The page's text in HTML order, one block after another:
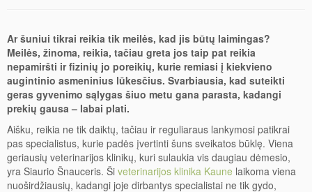
Ar šuniui tikrai reikia tik meilės, kad jis būtų laimingas?
Meilės, žinoma, reikia, tačiau greta jos taip pat reikia
nepamiršti ir fizinių jo poreikių, kurie remiasi į kiekvieno
augintinio asmeninius lūkesčius. Svarbiausia, kad suteikti
geras gyvenimo sąlygas šiuo metu gana parasta, kadangi
prekių gausa – labai plati.
Aišku, reikia ne tik daiktų, tačiau ir reguliaraus lankymosi patikrai
pas specialistus, kurie padės įvertinti šuns sveikatos būklę. Viena
geriausių veterinarijos klinikų, kuri sulaukia vis daugiau dėmesio,
yra Siaurio Šnauceris. Ši veterinarijos klinika Kaune laikoma viena
nuoširdžiausių, kadangi joje dirbantys specialistai ne tik gydo,